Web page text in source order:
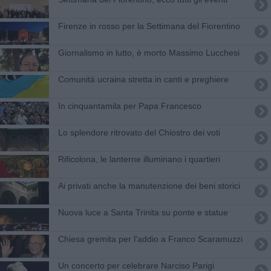
Firenze in rosso per la Settimana del Fiorentino
Giornalismo in lutto, è morto Massimo Lucchesi
Comunità ucraina stretta in canti e preghiere
In cinquantamila per Papa Francesco
Lo splendore ritrovato del Chiostro dei voti
Rificolona, le lanterne illuminano i quartieri
Ai privati anche la manutenzione dei beni storici
Nuova luce a Santa Trinita su ponte e statue
Chiesa gremita per l'addio a Franco Scaramuzzi
Un concerto per celebrare Narciso Parigi